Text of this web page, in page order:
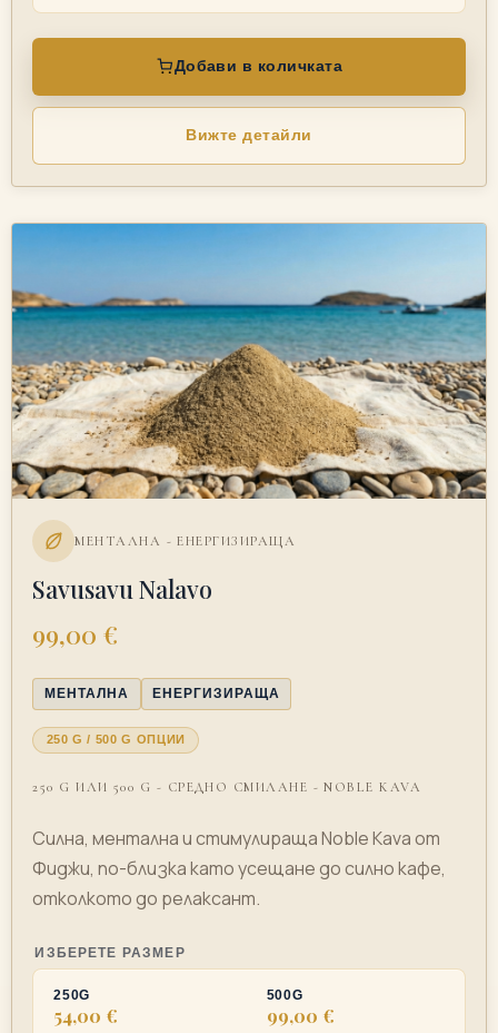
Добави в количката
Вижте детайли
МЕНТАЛНА - ЕНЕРГИЗИРАЩА
Savusavu Nalavo
99,00 €
МЕНТАЛНА ЕНЕРГИЗИРАЩА
250 G / 500 G ОПЦИИ
250 G ИЛИ 500 G - СРЕДНО СМИЛАНЕ - NOBLE KAVA
Силна, ментална и стимулираща Noble Kava от
Фиджи, по-близка като усещане до силно кафе,
отколкото до релаксант.
ИЗБЕРЕТЕ РАЗМЕР
250G
54,00 €
500G
99,00 €